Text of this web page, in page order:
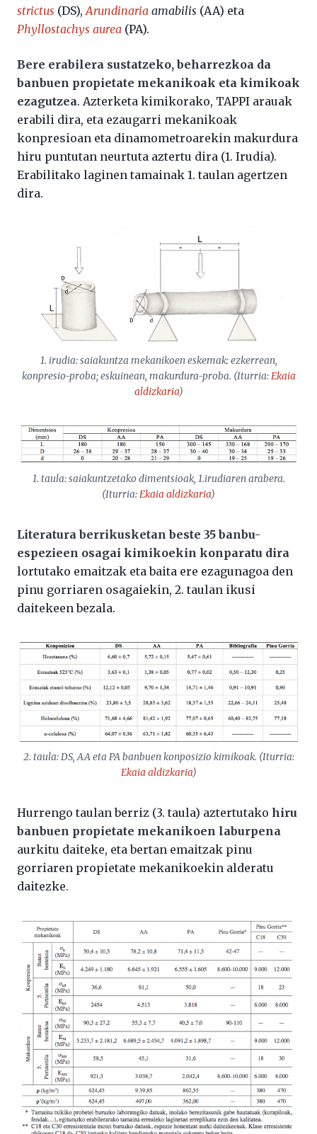
strictus (DS),Arundinaria amabilis (AA) eta
Phyllostachys aurea (PA).
Bere erabilera sustatzeko, beharrezkoa da
banbuen propietate mekanikoak eta kimikoak
ezagutzea. Azterketa kimikorako, TAPPI arauak
erabili dira, eta ezaugarri mekanikoak
konpresioan eta dinamometroarekin makurdura
hiru puntutan neurtuta aztertu dira (1. Irudia).
Erabilitako laginen tamainak 1. taulan agertzen
dira.
1. irudia: saiakuntza mekanikoen eskemak: ezkerrean,
konpresio-proba; eskuinean, makurdura-proba. (Iturria:Ekaia
aldizkaria)
1. taula: saiakuntzetako dimentsioak, 1.irudiaren arabera.
(Iturria:Ekaia aldizkaria)
Literatura berrikusketan beste 35 banbu-
espezieen osagai kimikoekin konparatu dira
lortutako emaitzak eta baita ere ezagunagoa den
pinu gorriaren osagaiekin, 2. taulan ikusi
daitekeen bezala.
2. taula: DS, AA eta PA banbuen konposizio kimikoak. (Iturria:
Ekaia aldizkaria)
Hurrengo taulan berriz (3. taula) aztertutako hiru
banbuen propietate mekanikoen laburpena
aurkitu daiteke, eta bertan emaitzak pinu
gorriaren propietate mekanikoekin alderatu
daitezke.